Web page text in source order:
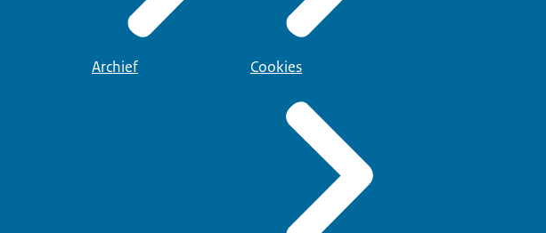
Archief Cookies